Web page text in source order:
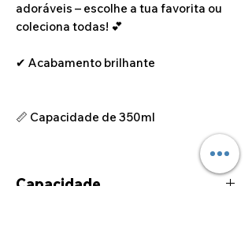
adoráveis – escolhe a tua favorita ou
coleciona todas! 💕
✔ Acabamento brilhante
📏 Capacidade de 350ml
Capacidade